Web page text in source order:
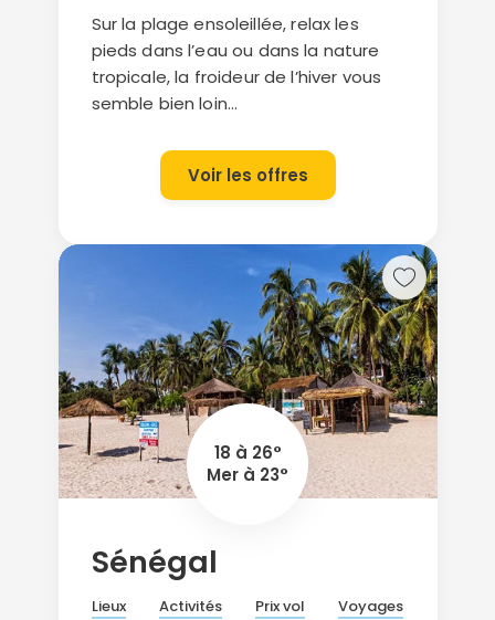
Sur la plage ensoleillée, relax les
pieds dans l’eau ou dans la nature
tropicale, la froideur de l’hiver vous
semble bien loin…
Voir les offres
18 à 26°
Mer à 23°
Sénégal
Lieux Activités Prix vol Voyages